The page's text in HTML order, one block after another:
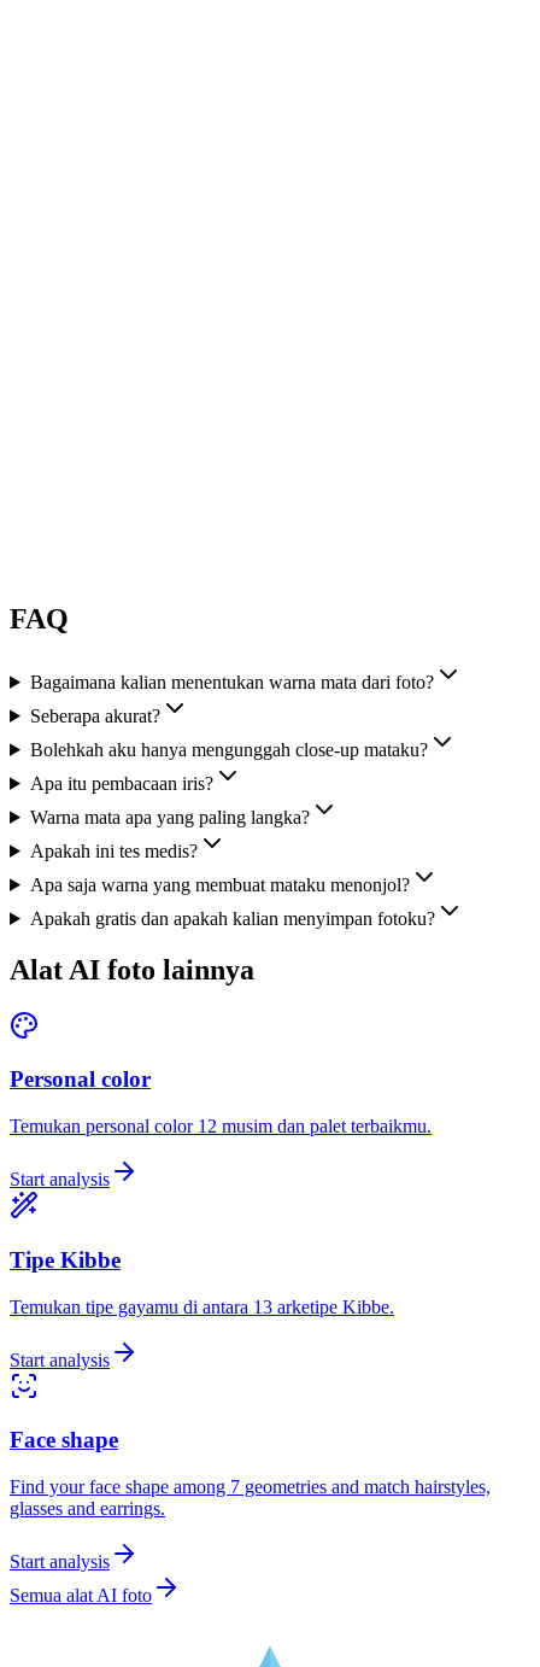
FAQ
Bagaimana kalian menentukan warna mata dari foto?
Seberapa akurat?
Bolehkah aku hanya mengunggah close-up mataku?
Apa itu pembacaan iris?
Warna mata apa yang paling langka?
Apakah ini tes medis?
Apa saja warna yang membuat mataku menonjol?
Apakah gratis dan apakah kalian menyimpan fotoku?
Alat AI foto lainnya
Personal color
Temukan personal color 12 musim dan palet terbaikmu.
Start analysis
Tipe Kibbe
Temukan tipe gayamu di antara 13 arketipe Kibbe.
Start analysis
Face shape
Find your face shape among 7 geometries and match hairstyles,
glasses and earrings.
Start analysis
Semua alat AI foto